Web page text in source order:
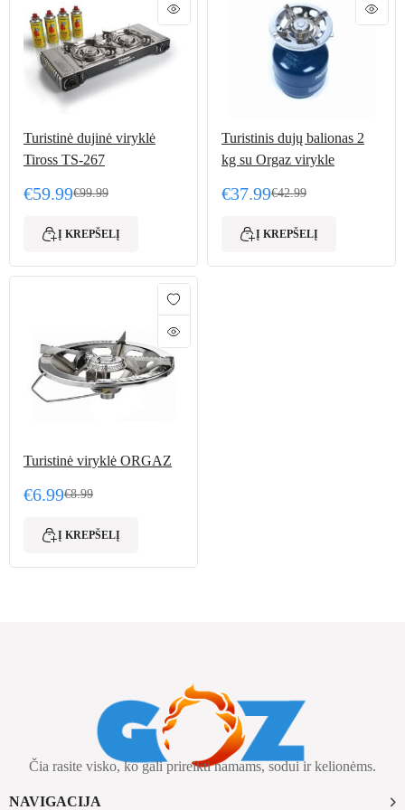
Turistinė dujinė viryklė
Tiross TS-267
€99.99
Original price was: €99.99.
€59.99
Current price is: €59.99.
Į KREPŠELĮ
Turistinis dujų balionas 2
kg su Orgaz virykle
€42.99
Original price was:
€37.99
Current price is: €37.99.
Į KREPŠELĮ
Turistinė viryklė ORGAZ
€8.99
Original price was: €8.99.
€6.99
Current price is: €6.99.
Į KREPŠELĮ
Čia rasite visko, ko gali prireikti namams, sodui ir kelionėms.
NAVIGACIJA